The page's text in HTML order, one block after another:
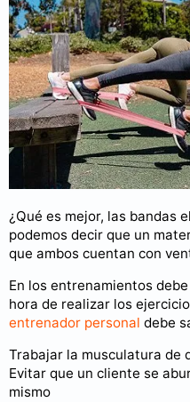
¿Qué es mejor, las bandas
podemos decir que un
que ambos cuentan con
En los entrenamientos
hora de realizar los
entrenador personal debe
Trabajar la musculatura de
Evitar que un cliente se
mismo